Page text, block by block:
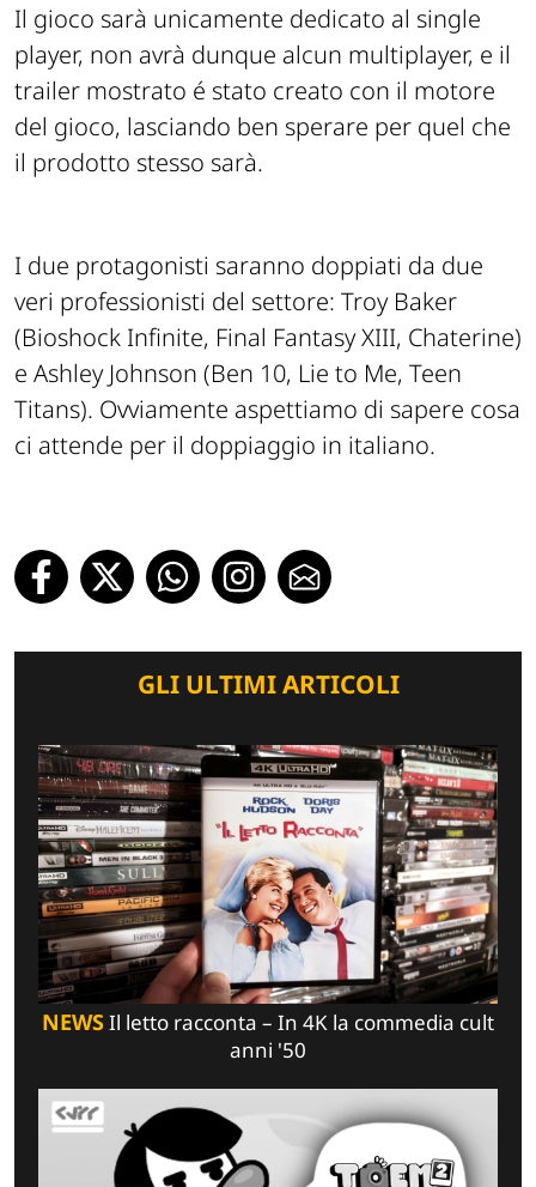
Il gioco sarà unicamente dedicato al single
player, non avrà dunque alcun multiplayer, e il
trailer mostrato é stato creato con il motore
del gioco, lasciando ben sperare per quel che
il prodotto stesso sarà.
I due protagonisti saranno doppiati da due
veri professionisti del settore: Troy Baker
(Bioshock Infinite, Final Fantasy XIII, Chaterine)
e Ashley Johnson (Ben 10, Lie to Me, Teen
Titans). Ovviamente aspettiamo di sapere cosa
ci attende per il doppiaggio in italiano.
GLI ULTIMI ARTICOLI
NEWSIl letto racconta – In 4K la commedia cult
anni '50